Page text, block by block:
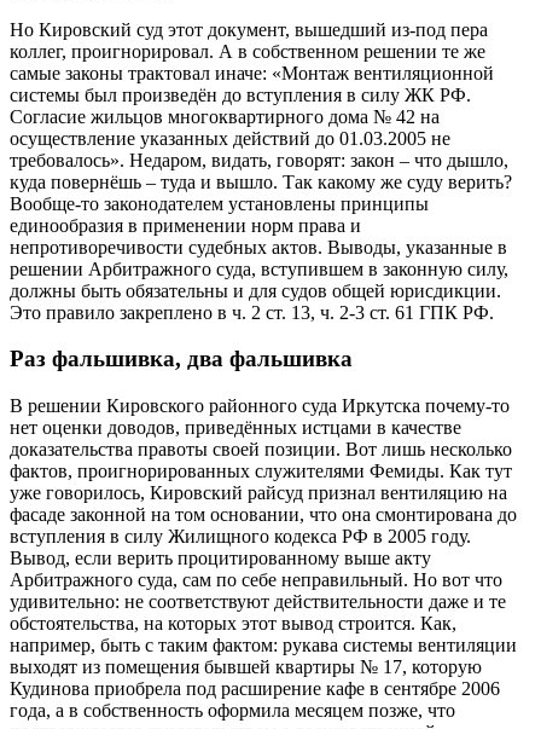
Но Кировский суд этот документ, вышедший из-под пера
коллег, проигнорировал. А в собственном решении те же
самые законы трактовал иначе: «Монтаж вентиляционной
системы был произведён до вступления в силу ЖК РФ.
Согласие жильцов многоквартирного дома № 42 на
осуществление указанных действий до 01.03.2005 не
требовалось». Недаром, видать, говорят: закон – что дышло,
куда повернёшь – туда и вышло. Так какому же суду верить?
Вообще-то законодателем установлены принципы
единообразия в применении норм права и
непротиворечивости судебных актов. Выводы, указанные в
решении Арбитражного суда, вступившем в законную силу,
должны быть обязательны и для судов общей юрисдикции.
Это правило закреплено в ч. 2 ст. 13, ч. 2-3 ст. 61 ГПК РФ.
Раз фальшивка, два фальшивка
В решении Кировского районного суда Иркутска почему-то
нет оценки доводов, приведённых истцами в качестве
доказательства правоты своей позиции. Вот лишь несколько
фактов, проигнорированных служителями Фемиды. Как тут
уже говорилось, Кировский райсуд признал вентиляцию на
фасаде законной на том основании, что она смонтирована до
вступления в силу Жилищного кодекса РФ в 2005 году.
Вывод, если верить процитированному выше акту
Арбитражного суда, сам по себе неправильный. Но вот что
удивительно: не соответствуют действительности даже и те
обстоятельства, на которых этот вывод строится. Как,
например, быть с таким фактом: рукава системы вентиляции
выходят из помещения бывшей квартиры № 17, которую
Кудинова приобрела под расширение кафе в сентябре 2006
года, а в собственность оформила месяцем позже, что